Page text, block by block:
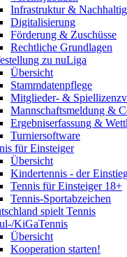
Infrastruktur &
Digitalisierung
Förderung & Zuschüsse
Rechtliche Grundlagen
zu nuLiga
Übersicht
Stammdatenpflege
Mitglieder- &
Mannschaftsmeldung &
Ergebniserfassung &
Turniersoftware
für Einsteiger
Übersicht
Kindertennis - der
Tennis für Einsteiger 18+
Tennis-Sportabzeichen
spielt Tennis
KiGaTennis
Übersicht
Kooperation starten!